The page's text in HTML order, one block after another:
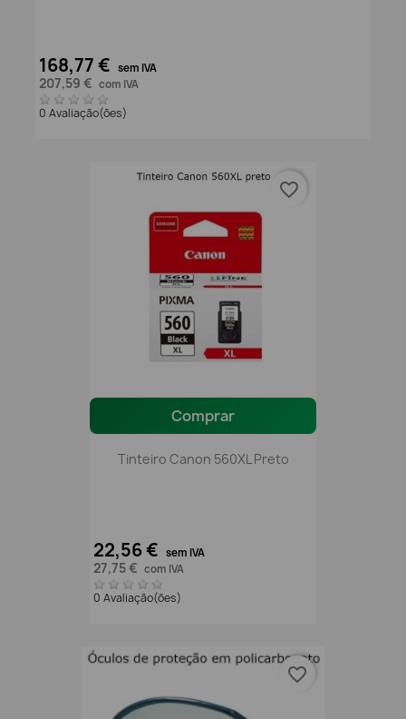
168,77 € sem IVA
207,59 € com IVA
0 Avaliação(ões)
Comprar
Tinteiro Canon 560XL Preto
22,56 € sem IVA
27,75 € com IVA
0 Avaliação(ões)
favorite_border
favorite_border